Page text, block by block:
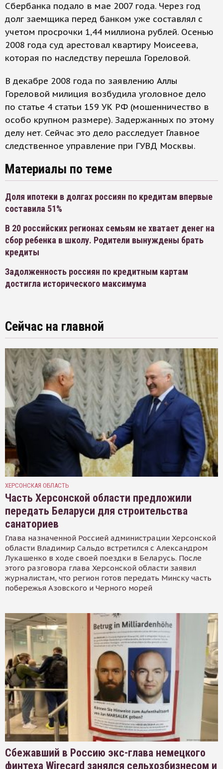
Сбербанка подало в мае 2007 года. Через год
долг заемщика перед банком уже составлял с
учетом просрочки 1,44 миллиона рублей. Осенью
2008 года суд арестовал квартиру Моисеева,
которая по наследству перешла Гореловой.
В декабре 2008 года по заявлению Аллы
Гореловой милиция возбудила уголовное дело
по статье 4 статьи 159 УК РФ (мошенничество в
особо крупном размере). Задержанных по этому
делу нет. Сейчас это дело расследует Главное
следственное управление при ГУВД Москвы.
Материалы по теме
Доля ипотеки в долгах россиян по кредитам впервые
составила 51%
В 20 российских регионах семьям не хватает денег на
сбор ребенка в школу. Родители вынуждены брать
кредиты
Задолженность россиян по кредитным картам
достигла исторического максимума
Сейчас на главной
ХЕРСОНСКАЯ ОБЛАСТЬ
Часть Херсонской области предложили
передать Беларуси для строительства
санаториев
Глава назначенной Россией администрации Херсонской
области Владимир Сальдо встретился с Александром
Лукашенко в ходе своей поездки в Беларусь. После
этого разговора глава Херсонской области заявил
журналистам, что регион готов передать Минску часть
побережья Азовского и Черного морей
Сбежавший в Россию экс-глава немецкого
финтеха Wirecard занялся сельхозбизнесом и